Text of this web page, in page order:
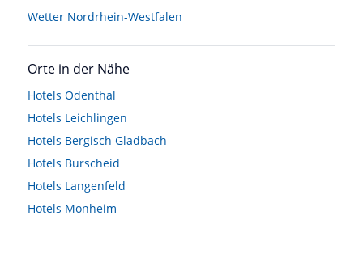
Wetter Nordrhein-Westfalen
Orte in der Nähe
Hotels Odenthal
Hotels Leichlingen
Hotels Bergisch Gladbach
Hotels Burscheid
Hotels Langenfeld
Hotels Monheim